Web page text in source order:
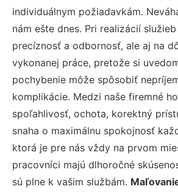
individuálnym požiadavkám.
nám ešte dnes. Pri realizácií
precíznosť a odbornosť, ale aj na
vykonanej práce, pretože si
pochybenie môže spôsobiť
komplikácie. Medzi naše firemné
spoľahlivosť, ochota, korektný
snaha o maximálnu spokojnosť
ktorá je pre nás vždy na prvom
pracovníci majú dlhoročné
sú plne k vašim službám.